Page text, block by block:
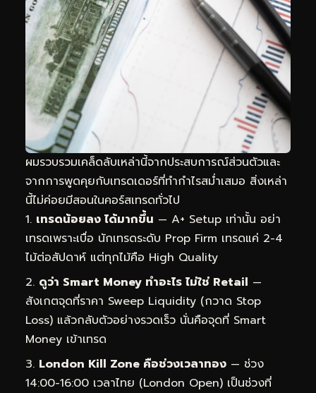
ผมรวบรวมเคล็ดลับเหล่านี้จากประสบการณ์ส่วนตัวและ
จากการพูดคุยกับเทรดเดอร์ที่ทำกำไรสม่ำเสมอ สิ่งเหล่า
นี้ไม่ค่อยมีสอนในคอร์สเทรดทั่วไป
เทรดน้อยลง ได้มากขึ้น — A+ Setup เท่านั้น อย่า
เทรดเพราะเบื่อ นักเทรดระดับ Prop Firm เทรดแค่ 2-4
ไม้ต่อสัปดาห์ แต่ทุกไม้คือ High Quality
ดูว่า Smart Money ทำอะไร ไม่ใช่ Retail —
สังเกตจุดที่ราคา Sweep Liquidity (กวาด Stop
Loss) แล้วกลับตัวอย่างรวดเร็ว นั่นคือจุดที่ Smart
Money เข้าเทรด
London Kill Zone คือช่วงเวลาทอง — ช่วง
14:00-16:00 เวลาไทย (London Open) เป็นช่วงที่